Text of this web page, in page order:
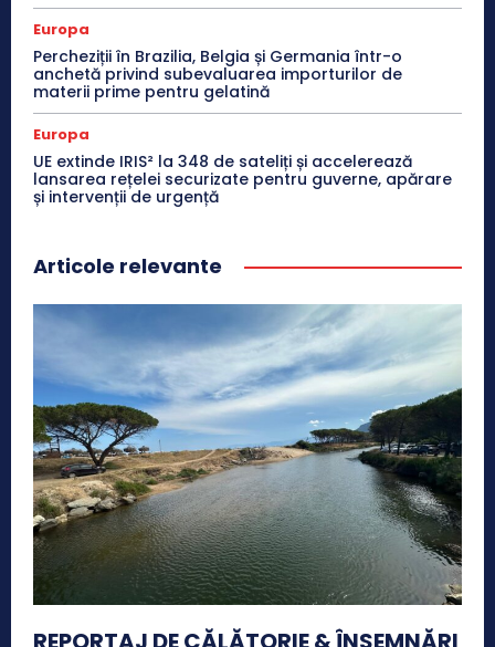
Europa
Percheziții în Brazilia, Belgia și Germania într-o
anchetă privind subevaluarea importurilor de
materii prime pentru gelatină
Europa
UE extinde IRIS² la 348 de sateliți și accelerează
lansarea rețelei securizate pentru guverne, apărare
și intervenții de urgență
Articole relevante